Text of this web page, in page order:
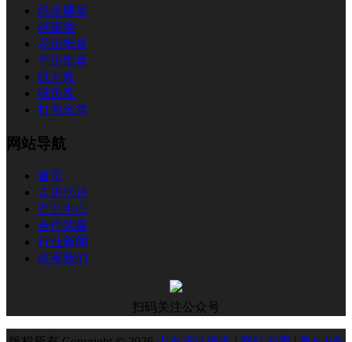
纸盘碟类
纸碗类
花边纸盘
窄边纸盘
纸方盘
纸鱼盘
打包盒类
网站导航
首页
走进沃达
产品中心
合作共赢
行业新闻
联系我们
扫码关注公众号